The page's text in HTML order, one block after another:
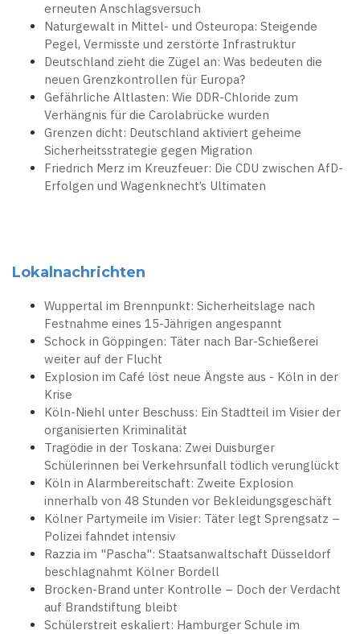
erneuten Anschlagsversuch
Naturgewalt in Mittel- und Osteuropa: Steigende
Pegel, Vermisste und zerstörte Infrastruktur
Deutschland zieht die Zügel an: Was bedeuten die
neuen Grenzkontrollen für Europa?
Gefährliche Altlasten: Wie DDR-Chloride zum
Verhängnis für die Carolabrücke wurden
Grenzen dicht: Deutschland aktiviert geheime
Sicherheitsstrategie gegen Migration
Friedrich Merz im Kreuzfeuer: Die CDU zwischen AfD-
Erfolgen und Wagenknecht’s Ultimaten
Lokalnachrichten
Wuppertal im Brennpunkt: Sicherheitslage nach
Festnahme eines 15-Jährigen angespannt
Schock in Göppingen: Täter nach Bar-Schießerei
weiter auf der Flucht
Explosion im Café löst neue Ängste aus - Köln in der
Krise
Köln-Niehl unter Beschuss: Ein Stadtteil im Visier der
organisierten Kriminalität
Tragödie in der Toskana: Zwei Duisburger
Schülerinnen bei Verkehrsunfall tödlich verunglückt
Köln in Alarmbereitschaft: Zweite Explosion
innerhalb von 48 Stunden vor Bekleidungsgeschäft
Kölner Partymeile im Visier: Täter legt Sprengsatz –
Polizei fahndet intensiv
Razzia im "Pascha": Staatsanwaltschaft Düsseldorf
beschlagnahmt Kölner Bordell
Brocken-Brand unter Kontrolle – Doch der Verdacht
auf Brandstiftung bleibt
Schülerstreit eskaliert: Hamburger Schule im